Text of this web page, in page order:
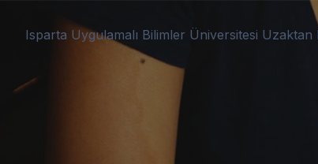
Isparta Uygulamalı Bilimler Üniversitesi